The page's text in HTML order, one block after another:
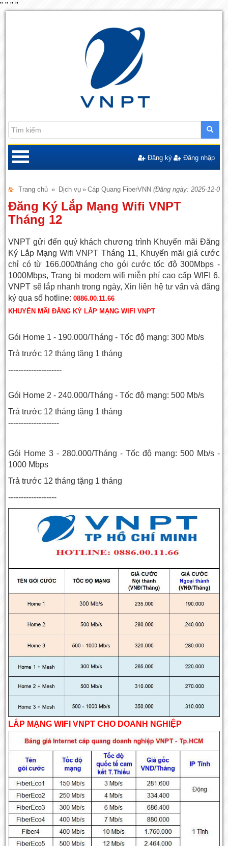
" " " "
Đăng ký Đăng nhập
Trang chủ » Dịch vụ » Cáp Quang FiberVNN (Đăng ngày: 2025-12-04)
Đăng Ký Lắp Mạng Wifi VNPT
Tháng 12
VNPT gửi đến quý khách chương trình Khuyến mãi Đăng
Ký Lắp Mạng Wifi VNPT Tháng 11, Khuyến mãi giá cước
chỉ có từ 166.000/tháng cho gói cước tốc độ 300Mbps -
1000Mbps, Trang bị modem wifi miễn phí cao cấp WIFI 6.
VNPT sẽ lắp nhanh trong ngày, Xin liên hệ tư vấn và đăng
ký qua số hotline:0886.00.11.66
KHUYẾN MÃI ĐĂNG KÝ LẮP MẠNG WIFI VNPT
Gói Home 1 - 190.000/Tháng - Tốc độ mạng: 300 Mb/s
Trả trước 12 tháng tặng 1 tháng
---------------------
Gói Home 2 - 240.000/Tháng - Tốc độ mạng: 500 Mb/s
Trả trước 12 tháng tặng 1 tháng
--------------------
Gói Home 3 - 280.000/Tháng - Tốc độ mạng: 500 Mb/s -
1000 Mbps
Trả trước 12 tháng tặng 1 tháng
-------------------
LẮP MẠNG WIFI VNPT CHO DOANH NGHIỆP